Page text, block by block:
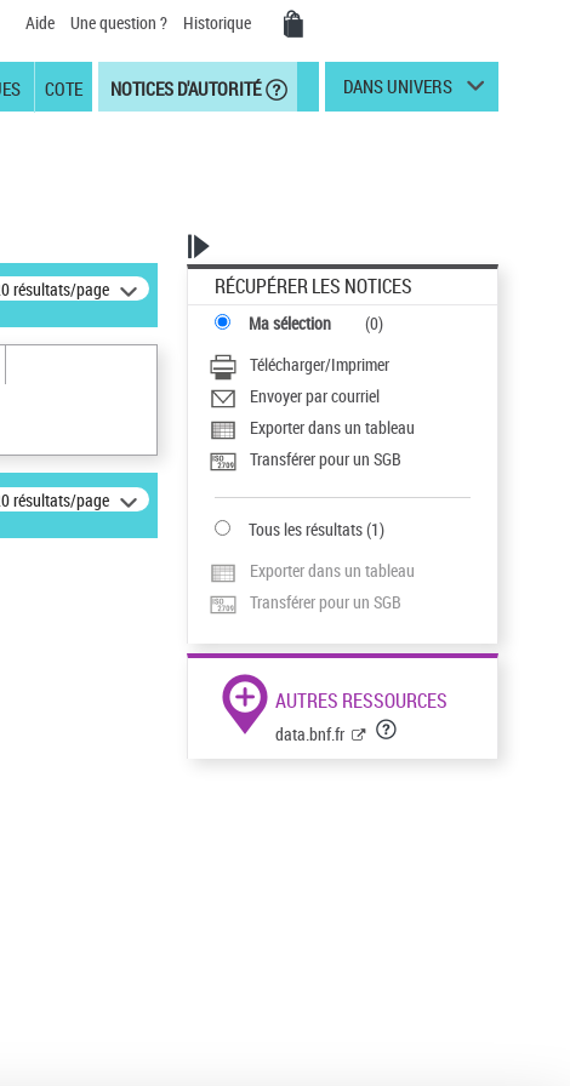
Aide Une question ? Historique
COTE NOTICES D'AUTORITÉ DANS UNIVERS
résultats/page
résultats/page
RÉCUPÉRER LES NOTICES
Ma sélection (0)
Télécharger/Imprimer
Envoyer par courriel
Exporter dans un tableau
Transférer pour un SGB
Tous les résultats(1)
Exporter dans un tableau
Transférer pour un SGB
AUTRES RESSOURCES
data.bnf.fr